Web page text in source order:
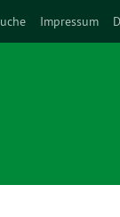
Impressum